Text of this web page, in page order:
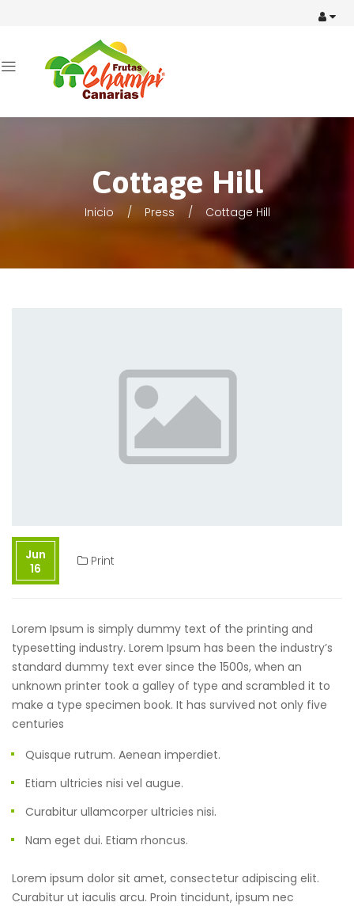
Cottage Hill
Inicio Press Cottage Hill
Jun
16
Print
Lorem Ipsum is simply dummy text of the printing and
typesetting industry. Lorem Ipsum has been the industry’s
standard dummy text ever since the 1500s, when an
unknown printer took a galley of type and scrambled it to
make a type specimen book. It has survived not only five
centuries
Quisque rutrum. Aenean imperdiet.
Etiam ultricies nisi vel augue.
Curabitur ullamcorper ultricies nisi.
Nam eget dui. Etiam rhoncus.
Lorem ipsum dolor sit amet, consectetur adipiscing elit.
Curabitur ut iaculis arcu. Proin tincidunt, ipsum nec